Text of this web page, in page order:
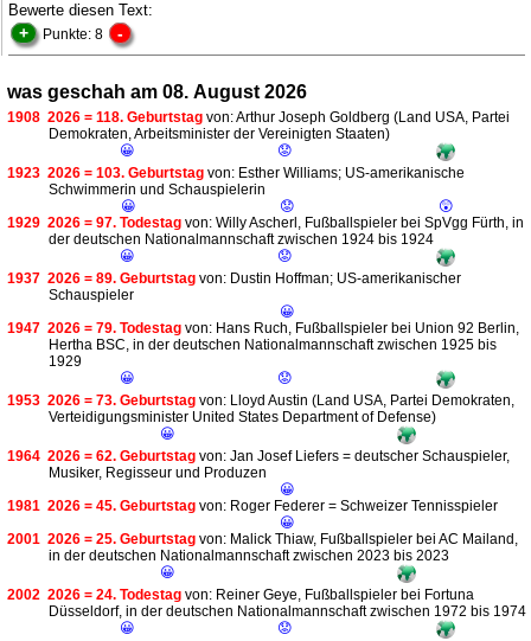
Bewerte diesen Text:
+ Punkte: 8 -
was geschah am 08. August 2026
1908 2026 = 118. Geburtstag von: Arthur Joseph Goldberg (Land USA, Partei
Demokraten, Arbeitsminister der Vereinigten Staaten)
😀
😟
1923 2026 = 103. Geburtstag von: Esther Williams; US-amerikanische
Schwimmerin und Schauspielerin
😀
😟
😲
1929 2026 = 97. Todestag von: Willy Ascherl, Fußballspieler bei SpVgg Fürth, in
der deutschen Nationalmannschaft zwischen 1924 bis 1924
😀
😟
1937 2026 = 89. Geburtstag von: Dustin Hoffman; US-amerikanischer
Schauspieler
😀
1947 2026 = 79. Todestag von: Hans Ruch, Fußballspieler bei Union 92 Berlin,
Hertha BSC, in der deutschen Nationalmannschaft zwischen 1925 bis
1929
😀
😟
1953 2026 = 73. Geburtstag von: Lloyd Austin (Land USA, Partei Demokraten,
Verteidigungsminister United States Department of Defense)
😀
1964 2026 = 62. Geburtstag von: Jan Josef Liefers = deutscher Schauspieler,
Musiker, Regisseur und Produzen
😀
1981 2026 = 45. Geburtstag von: Roger Federer = Schweizer Tennisspieler
😀
2001 2026 = 25. Geburtstag von: Malick Thiaw, Fußballspieler bei AC Mailand,
in der deutschen Nationalmannschaft zwischen 2023 bis 2023
😀
2002 2026 = 24. Todestag von: Reiner Geye, Fußballspieler bei Fortuna
Düsseldorf, in der deutschen Nationalmannschaft zwischen 1972 bis 1974
😀
😟